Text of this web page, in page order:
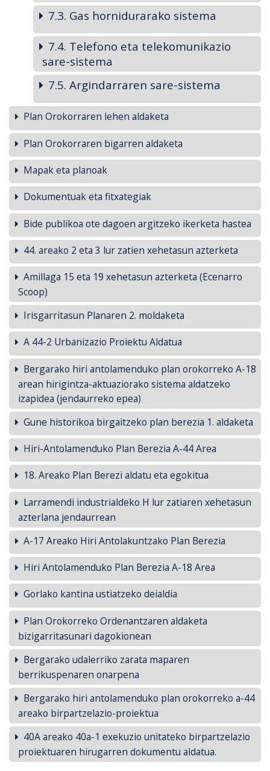
7.3. Gas hornidurarako sistema
7.4. Telefono eta telekomunikazio
sare-sistema
7.5. Argindarraren sare-sistema
Plan Orokorraren lehen aldaketa
Plan Orokorraren bigarren aldaketa
Mapak eta planoak
Dokumentuak eta fitxategiak
Bide publikoa ote dagoen argitzeko ikerketa hastea
44. areako 2 eta 3 lur zatien xehetasun azterketa
Amillaga 15 eta 19 xehetasun azterketa (Ecenarro
Scoop)
Irisgarritasun Planaren 2. moldaketa
A 44-2 Urbanizazio Proiektu Aldatua
Bergarako hiri antolamenduko plan orokorreko A-18
arean hirigintza-aktuaziorako sistema aldatzeko
izapidea (jendaurreko epea)
Gune historikoa birgaitzeko plan berezia 1. aldaketa
Hiri-Antolamenduko Plan Berezia A-44 Area
18. Areako Plan Berezi aldatu eta egokitua
Larramendi industrialdeko H lur zatiaren xehetasun
azterlana jendaurrean
A-17 Areako Hiri Antolakuntzako Plan Berezia
Hiri Antolamenduko Plan Berezia A-18 Area
Gorlako kantina ustiatzeko deialdia
Plan Orokorreko Ordenantzaren aldaketa
bizigarritasunari dagokionean
Bergarako udalerriko zarata maparen
berrikuspenaren onarpena
Bergarako hiri antolamenduko plan orokorreko a-44
areako birpartzelazio-proiektua
40A areako 40a-1 exekuzio unitateko birpartzelazio
proiektuaren hirugarren dokumentu aldatua.